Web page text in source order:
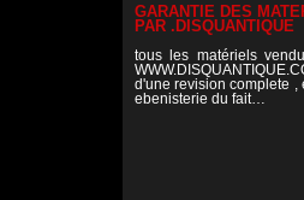
GARANTIE DES
PAR .DISQUANTIQUE
tous les matériels
d'une revision complete ,
ebenisterie du fait…